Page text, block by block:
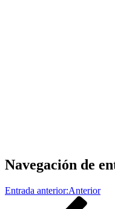
Navegación de
Entrada anterior:Anterior